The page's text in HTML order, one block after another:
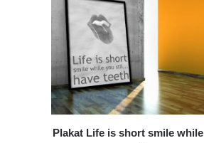
Plakat Life is short smile while